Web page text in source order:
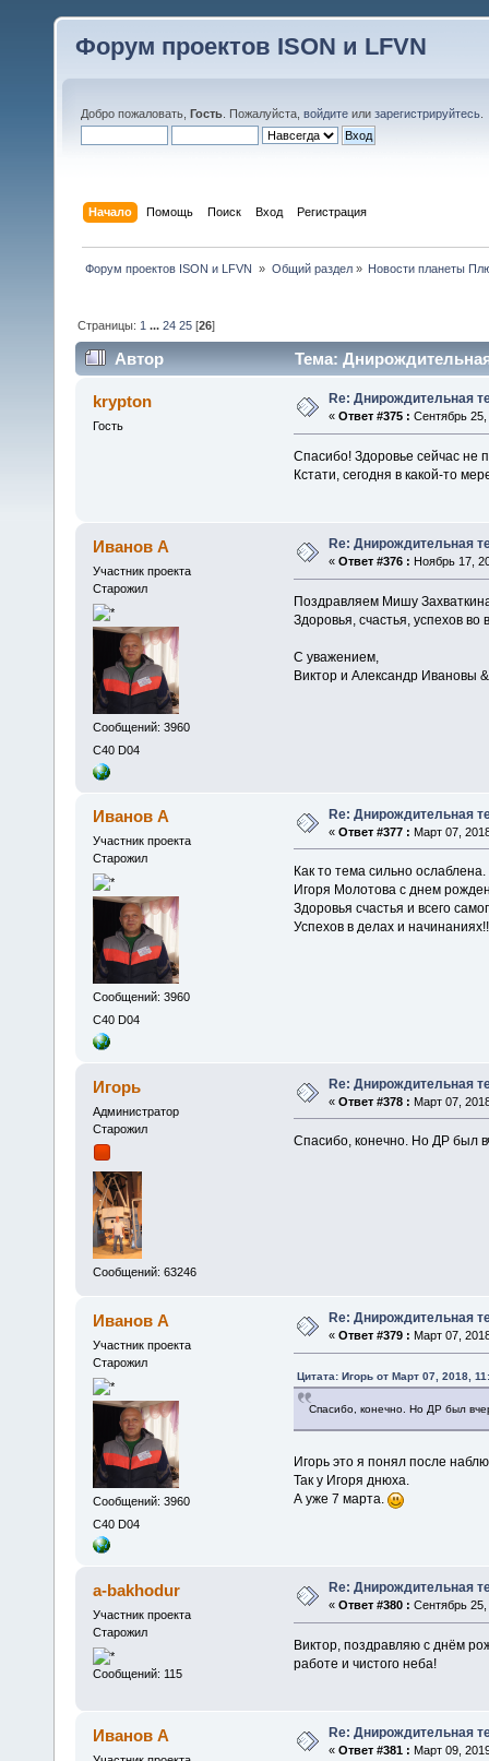
Форум проектов ISON и LFVN
Добро пожаловать, Гость . Пожалуйста, войдите или зарегистрируйтесь
Начало Помощь Поиск Вход Регистрация
Форум проектов ISON и LFVN » Общий раздел» Новости планеты
Страницы: 1 ...24 25 [26]
Автор Тема:
krypton
Гость
Re: Днирождительная
« Ответ #375 : Сентябрь
Спасибо! Здоровье сейчас не
Кстати, сегодня в какой-то
Иванов А
Участник проекта
Старожил
Сообщений: 3960
C40 D04
Re: Днирождительная
« Ответ #376 : Ноябрь 17,
Поздравляем Мишу
Здоровья, счастья, успехов во
С уважением,
Виктор и Александр Ивановы
Иванов А
Участник проекта
Старожил
Сообщений: 3960
C40 D04
Re: Днирождительная
« Ответ #377 : Март 07,
Как то тема сильно ослаблена.
Игоря Молотова с днем
Здоровья счастья и всего
Успехов в делах и
Игорь
Администратор
Старожил
Сообщений: 63246
Re: Днирождительная
« Ответ #378 : Март 07,
Спасибо, конечно. Но ДР был
Иванов А
Участник проекта
Старожил
Сообщений: 3960
C40 D04
Re: Днирождительная
« Ответ #379 : Март 07,
Цитата: Игорь от Март 07, 2018,
Спасибо, конечно. Но ДР был
Игорь это я понял после
Так у Игоря днюха.
А уже 7 марта.
a-bakhodur
Участник проекта
Старожил
Сообщений: 115
Re: Днирождительная
« Ответ #380 : Сентябрь
Виктор, поздравляю с днём
работе и чистого неба!
Иванов А Re: Днирождительная
« Ответ #381 : Март 09,